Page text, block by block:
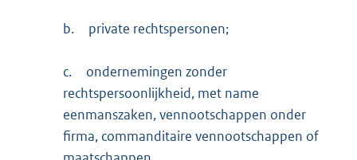
b. private rechtspersonen;
c.
ondernemingen zonder
rechtspersoonlijkheid, met name
eenmanszaken, vennootschappen onder
firma, commanditaire vennootschappen of